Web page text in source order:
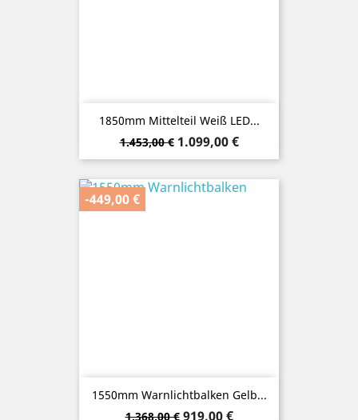
1850mm Mittelteil Weiß LED...
Verkaufspreis
1.453,00 € Preis
1.099,00 €
1550mm Warnlichtbalken Gelb...
Verkaufspreis
1.368,00 € Preis
919,00 €
-449,00 €